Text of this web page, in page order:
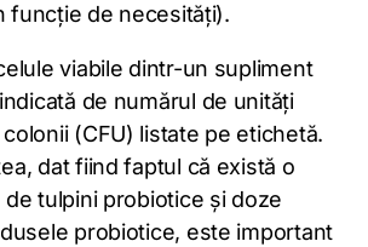
funcție de necesități).
viabile dintr-un supliment
de numărul de unități
(CFU) listate pe etichetă.
dat fiind faptul că există o
tulpini probiotice și doze
probiotice, este important